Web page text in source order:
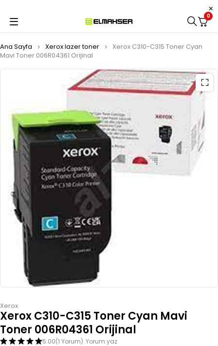
0
Ana Sayfa Xerox lazer toner
Xerox C310-C315 Toner Cyan
Mavi Toner 006R04361 Orijinal
Xerox
Xerox C310-C315 Toner Cyan Mavi
Toner 006R04361 Orijinal
5.00(1 Yorum) Yorum yaz